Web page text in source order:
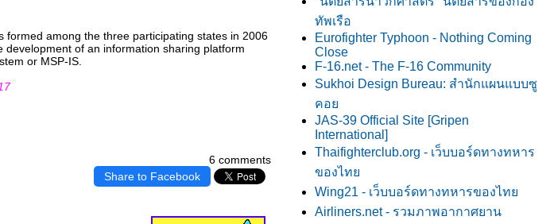
formed among the three participating states in 2006
of an information sharing platform
or MSP-IS.
6 comments
Share to Facebook
ทัพเรือ
Eurofighter Typhoon - Nothing Coming
Close
F-16.net - The F-16 Community
Sukhoi Design Bureau: สำนักแผนแบบซู
คอ
JAS-39 Official Site [Gripen
International]
Thaifighterclub.org - เว็บบอร์ดทางทหาร
ของไท
Wing21 - เว็บบอร์ดทางทหารของไท
Airliners.net - รวมภาพอากาศยาน